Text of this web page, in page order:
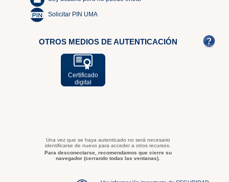
Solicitar PIN UMA
OTROS MEDIOS DE AUTENTICACIÓN
Certificado
digital
Una vez que se haya autenticado no será necesario
identificarse de nuevo para acceder a otros recursos.
Para desconectarse, recomendamos que cierre su
navegador (cerrando todas las ventanas).